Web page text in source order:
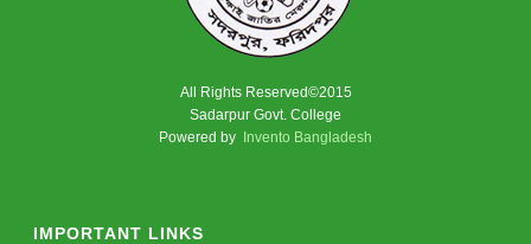
All Rights Reserved©2015
Sadarpur Govt. College
Powered by Invento Bangladesh
IMPORTANT LINKS